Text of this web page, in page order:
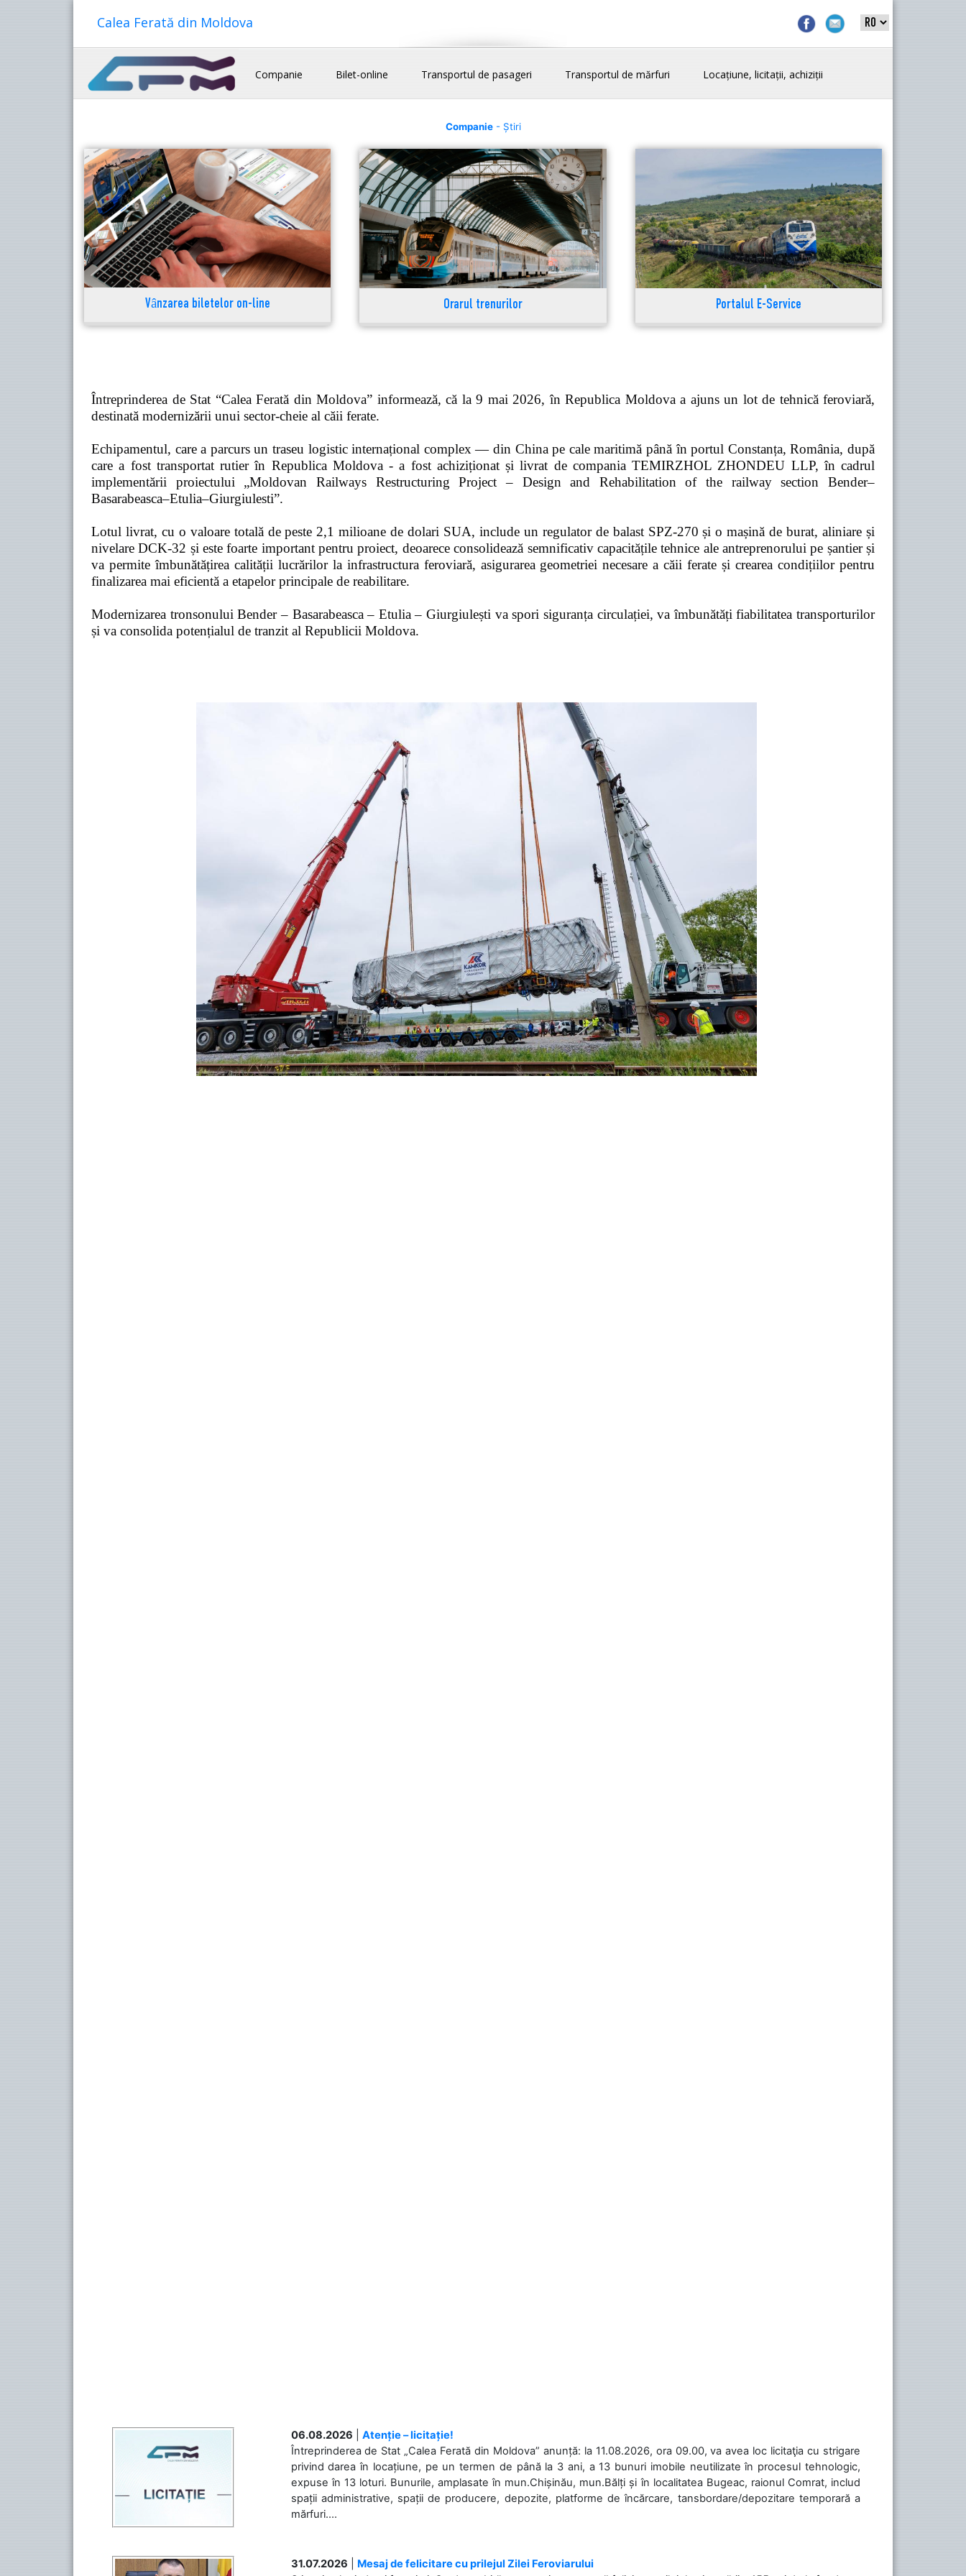
Calea Ferată din Moldova
Companie Bilet-online Transportul de pasageri Transportul de mărfuri Locațiune, licitații, achiziții
Companie- Știri
Vânzarea biletelor on-line Orarul trenurilor Portalul E-Service
Întreprinderea de Stat “Calea Ferată din Moldova” informează, că la 9 mai 2026, în Republica Moldova a ajuns un lot de tehnică feroviară,
destinată modernizării unui sector-cheie al căii ferate.
Echipamentul, care a parcurs un traseu logistic internațional complex — din China pe cale maritimă până în portul Constanța, România, după
care a fost transportat rutier în Republica Moldova - a fost achiziționat și livrat de compania TEMIRZHOL ZHONDEU LLP, în cadrul
implementării proiectului „Moldovan Railways Restructuring Project – Design and Rehabilitation of the railway section Bender–
Basarabeasca–Etulia–Giurgiulesti”.
Lotul livrat, cu o valoare totală de peste 2,1 milioane de dolari SUA, include un regulator de balast SPZ-270 și o mașină de burat, aliniare și
nivelare DCK-32 și este foarte important pentru proiect, deoarece consolidează semnificativ capacitățile tehnice ale antreprenorului pe șantier și
va permite îmbunătățirea calității lucrărilor la infrastructura feroviară, asigurarea geometriei necesare a căii ferate și crearea condițiilor pentru
finalizarea mai eficientă a etapelor principale de reabilitare.
Modernizarea tronsonului Bender – Basarabeasca – Etulia – Giurgiulești va spori siguranța circulației, va îmbunătăți fiabilitatea transporturilor
și va consolida potențialul de tranzit al Republicii Moldova.
06.08.2026
Atenție – licitație!
Întreprinderea de Stat „Calea Ferată din Moldova” anunță: la 11.08.2026, ora 09.00, va avea loc licitaţia cu strigare
privind darea în locațiune, pe un termen de până la 3 ani, a 13 bunuri imobile neutilizate în procesul tehnologic,
expuse în 13 loturi. Bunurile, amplasate în mun.Chișinău, mun.Bălți și în localitatea Bugeac, raionul Comrat, includ
spații administrative, spații de producere, depozite, platforme de încărcare, tansbordare/depozitare temporară a
mărfuri....
31.07.2026
Mesaj de felicitare cu prilejul Zilei Feroviarului